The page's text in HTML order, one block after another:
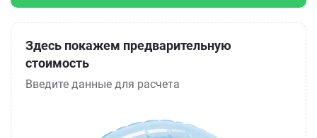
Здесь покажем предварительную
стоимость
Введите данные для расчета